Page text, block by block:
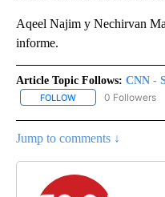
Aqeel Najim y Nechirvan
informe.
Article Topic Follows: CNN -
FOLLOW FOLLOW "CNN -
0 Followers
Jump to comments ↓